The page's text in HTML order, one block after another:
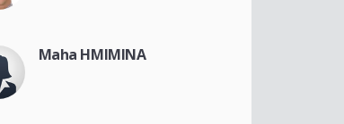
Maha HMIMINA